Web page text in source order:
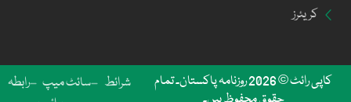
کریئرز
رابطہ سائٹ میپ
شرائط
کاپی رائٹ © 2026 روزنامہ پاکستان۔ تمام